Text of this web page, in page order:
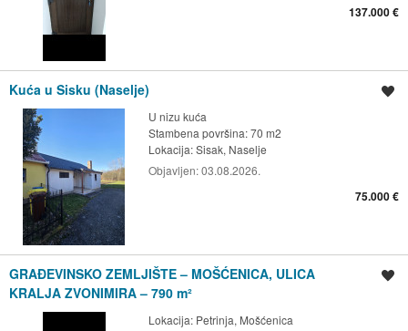
137.000 €
Kuća u Sisku (Naselje)
U nizu kuća
Stambena površina: 70 m2
Lokacija:Sisak, Naselje
Objavljen:03.08.2026.
75.000 €
GRAĐEVINSKO ZEMLJIŠTE – MOŠĆENICA, ULICA
KRALJA ZVONIMIRA – 790 m²
Lokacija: Petrinja, Mošćenica